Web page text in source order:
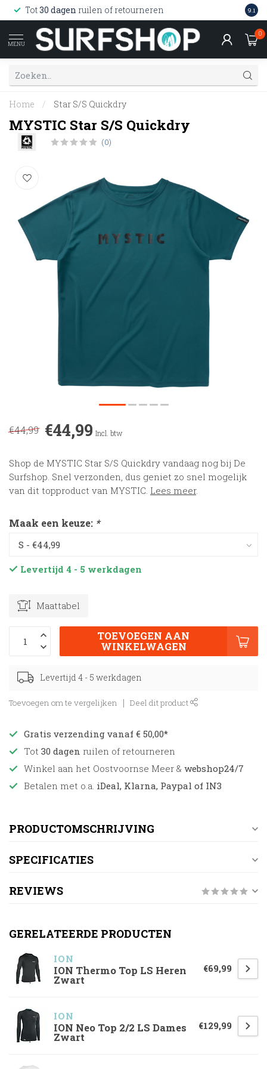
Tot30 dagen ruilen of retourneren 9.1
MENU
0
Home / Star S/S Quickdry
MYSTIC Star S/S Quickdry
(0)
€44,99 €44,99 Incl. btw
Shop de MYSTIC Star S/S Quickdry vandaag nog bij De
Surfshop. Snel verzonden, dus geniet zo snel mogelijk
van dit topproduct van MYSTIC. Lees meer.
Maak een keuze: *
Levertijd 4 - 5 werkdagen
Maattabel
TOEVOEGEN AAN
WINKELWAGEN
Levertijd 4 - 5 werkdagen
Toevoegen om te vergelijken Deel dit product
Gratis verzending vanaf € 50,00*
Tot 30 dagen ruilen of retourneren
Winkel aan het Oostvoornse Meer & webshop24/7
Betalen met o.a. iDeal, Klarna, Paypal of IN3
PRODUCTOMSCHRIJVING
SPECIFICATIES
REVIEWS
GERELATEERDE PRODUCTEN
ION
ION Thermo Top LS Heren
Zwart
€69,99
ION
ION Neo Top 2/2 LS Dames
Zwart
€129,99